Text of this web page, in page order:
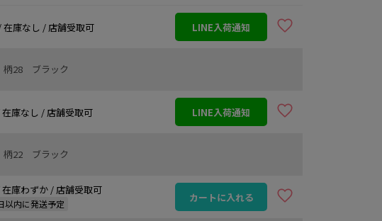
在庫なし / 店舗受取可 LINE入荷通知
柄28 ブラック
庫なし / 店舗受取可 LINE入荷通知
柄22 ブラック
庫わずか / 店舗受取可
以内に発送予定 カートに入れる